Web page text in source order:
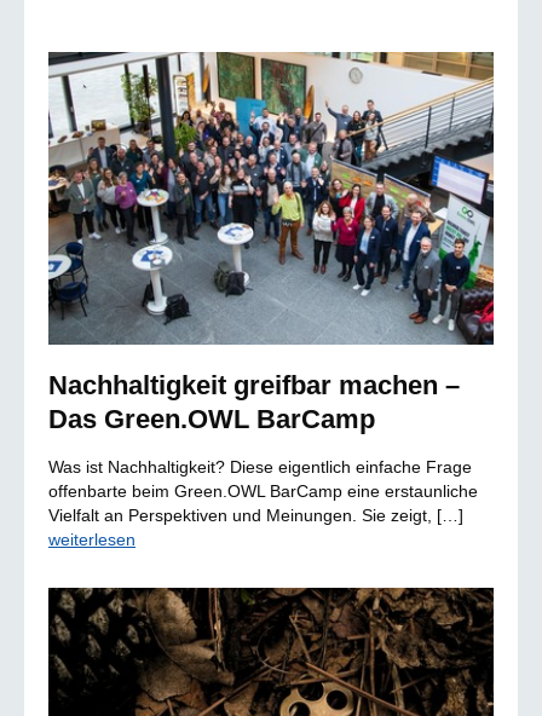
Nachhaltigkeit greifbar machen –
Das Green.OWL BarCamp
Was ist Nachhaltigkeit? Diese eigentlich einfache Frage
offenbarte beim Green.OWL BarCamp eine erstaunliche
Vielfalt an Perspektiven und Meinungen. Sie zeigt, […]
weiterlesen